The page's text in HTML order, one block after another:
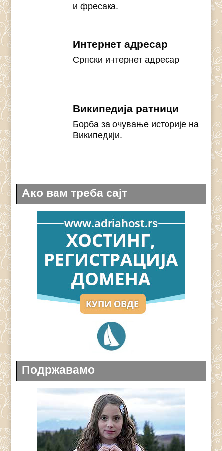
и фресака.
Интернет адресар
Српски интернет адресар
Википедија ратници
Борба за очување историје на
Википедији.
Ако вам треба сајт
Подржавамо